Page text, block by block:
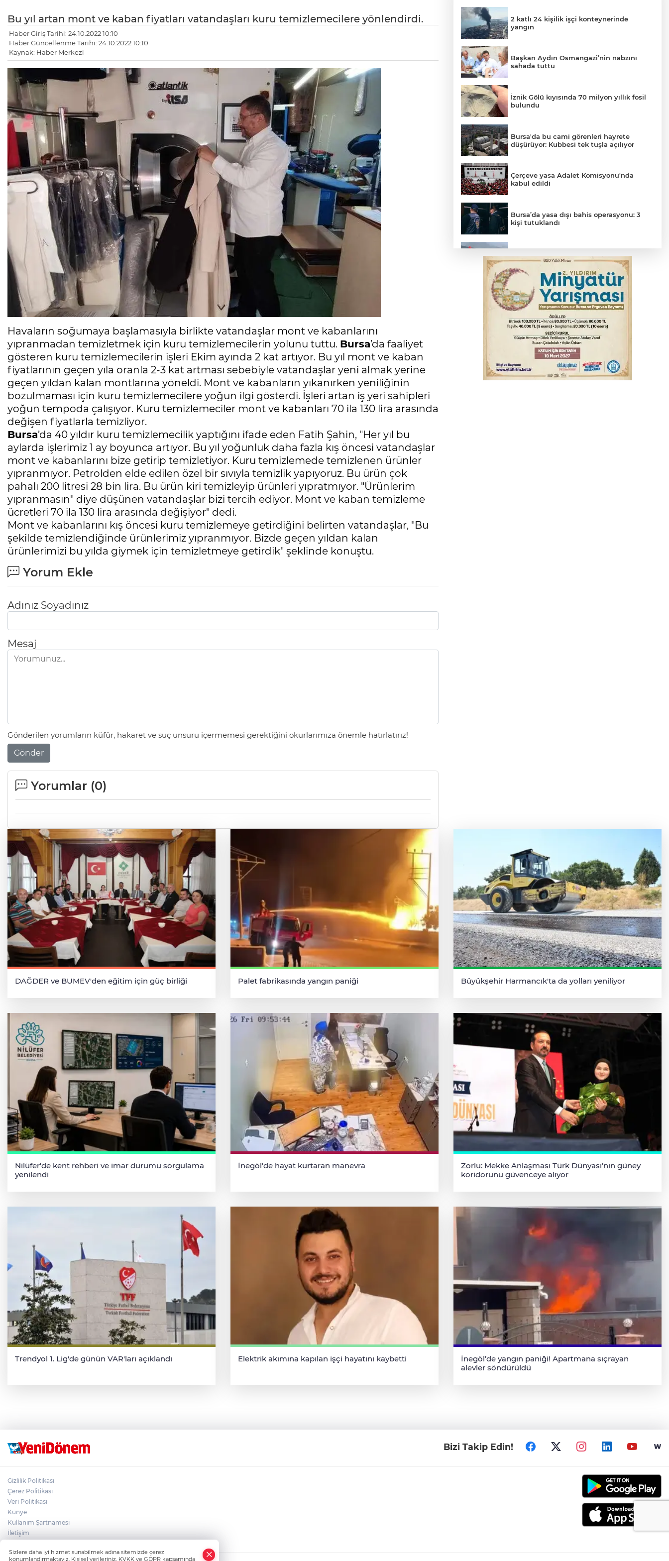
Bu yıl artan mont ve kaban fiyatları vatandaşları kuru temizlemecilere yönlendirdi.
Haber Giriş Tarihi: 24.10.2022 10:10
Haber Güncellenme Tarihi: 24.10.2022 10:10
Kaynak: Haber Merkezi
Havaların soğumaya başlamasıyla birlikte vatandaşlar mont ve kabanlarını
yıpranmadan temizletmek için kuru temizlemecilerin yolunu tuttu. Bursa’da faaliyet
gösteren kuru temizlemecilerin işleri Ekim ayında 2 kat artıyor. Bu yıl mont ve kaban
fiyatlarının geçen yıla oranla 2-3 kat artması sebebiyle vatandaşlar yeni almak yerine
geçen yıldan kalan montlarına yöneldi. Mont ve kabanların yıkanırken yeniliğinin
bozulmaması için kuru temizlemecilere yoğun ilgi gösterdi. İşleri artan iş yeri sahipleri
yoğun tempoda çalışıyor. Kuru temizlemeciler mont ve kabanları 70 ila 130 lira arasında
değişen fiyatlarla temizliyor.
Bursa’da 40 yıldır kuru temizlemecilik yaptığını ifade eden Fatih Şahin, "Her yıl bu
aylarda işlerimiz 1 ay boyunca artıyor. Bu yıl yoğunluk daha fazla kış öncesi vatandaşlar
mont ve kabanlarını bize getirip temizletiyor. Kuru temizlemede temizlenen ürünler
yıpranmıyor. Petrolden elde edilen özel bir sıvıyla temizlik yapıyoruz. Bu ürün çok
pahalı 200 litresi 28 bin lira. Bu ürün kiri temizleyip ürünleri yıpratmıyor. "Ürünlerim
yıpranmasın" diye düşünen vatandaşlar bizi tercih ediyor. Mont ve kaban temizleme
ücretleri 70 ila 130 lira arasında değişiyor" dedi.
Mont ve kabanlarını kış öncesi kuru temizlemeye getirdiğini belirten vatandaşlar, "Bu
şekilde temizlendiğinde ürünlerimiz yıpranmıyor. Bizde geçen yıldan kalan
ürünlerimizi bu yılda giymek için temizletmeye getirdik" şeklinde konuştu.
Yorum Ekle
Adınız Soyadınız
Mesaj
Gönderilen yorumların küfür, hakaret ve suç unsuru içermemesi gerektiğini okurlarımıza önemle hatırlatırız!
Gönder
Yorumlar (0)
2 katlı 24 kişilik işçi konteynerinde
yangın
Başkan Aydın Osmangazi’nin nabzını
sahada tuttu
İznik Gölü kıyısında 70 milyon yıllık fosil
bulundu
Bursa'da bu cami görenleri hayrete
düşürüyor: Kubbesi tek tuşla açılıyor
Çerçeve yasa Adalet Komisyonu'nda
kabul edildi
Bursa’da yasa dışı bahis operasyonu: 3
kişi tutuklandı
THY temmuzda yolcu rekoru kırdı
Trabzonspor'da Folcarelli ameliyat oldu
Serbest piyasada döviz fiyatları
6. Perseid Meteor Yağmuru Gözlem
Etkinliği Karacabey'de gökyüzü
tutkunlarını buluşturacak
DAĞDER ve BUMEV'den eğitim için güç birliği Palet fabrikasında yangın paniği Büyükşehir Harmancık'ta da yolları yeniliyor
Nilüfer'de kent rehberi ve imar durumu sorgulama
yenilendi
İnegöl'de hayat kurtaran manevra
Zorlu: Mekke Anlaşması Türk Dünyası’nın güney
koridorunu güvenceye alıyor
Trendyol 1. Lig'de günün VAR'ları açıklandı Elektrik akımına kapılan işçi hayatını kaybetti
İnegöl’de yangın paniği! Apartmana sıçrayan
alevler söndürüldü
Bizi Takip Edin!
Gizlilik Politikası
Çerez Politikası
Veri Politikası
Künye
Kullanım Şartnamesi
İletişim
Sizlere daha iyi hizmet sunabilmek adına sitemizde çerez
konumlandırmaktayız. Kişisel verileriniz, KVKK ve GDPR kapsamında